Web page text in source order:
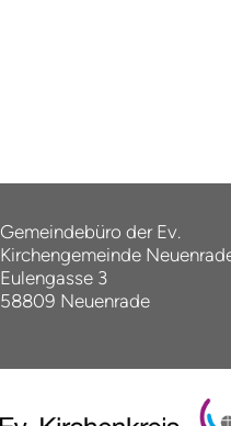
Gemeindebüro der Ev.
Kirchengemeinde
Eulengasse 3
58809 Neuenrade